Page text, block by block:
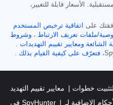
الأسعار قابلة للتغيير،
اتفاقية ترخيص المستخدم
ملفات تعريف الارتباط ، وشروط
الشائعة ومعايير تقييم التهديدات .
فتعرّف على كيفية القيام بذلك .
خطوات
معايير تقييم التهديد
في SpyHunter